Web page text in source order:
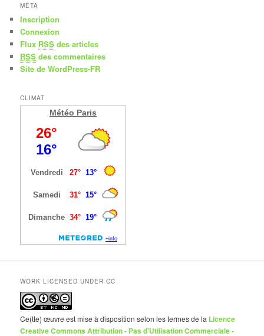
MÉTA
Inscription
Connexion
Flux RSS des articles
RSS des commentaires
Site de WordPress-FR
CLIMAT
Météo Paris
WORK LICENSED UNDER CC
Ce(tte) œuvre est mise à disposition selon les termes de la Licence
Creative Commons Attribution - Pas d’Utilisation Commerciale -